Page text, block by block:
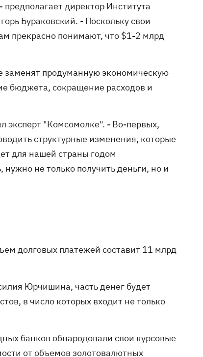
директор Института
Бураковский. - Поскольку свои
прекрасно понимают, что $1-2 млрд
продуманную экономическую
бюджета, сокращение расходов и
эксперт "Комсомолке". - Во-первых,
структурные изменения, которые
для нашей страны годом
не только получить деньги, но и
долговых платежей составит 11 млрд
Юрчишина, часть денег будет
в число которых входит не только
банков обнародовали свои курсовые
от объемов золотовалютных